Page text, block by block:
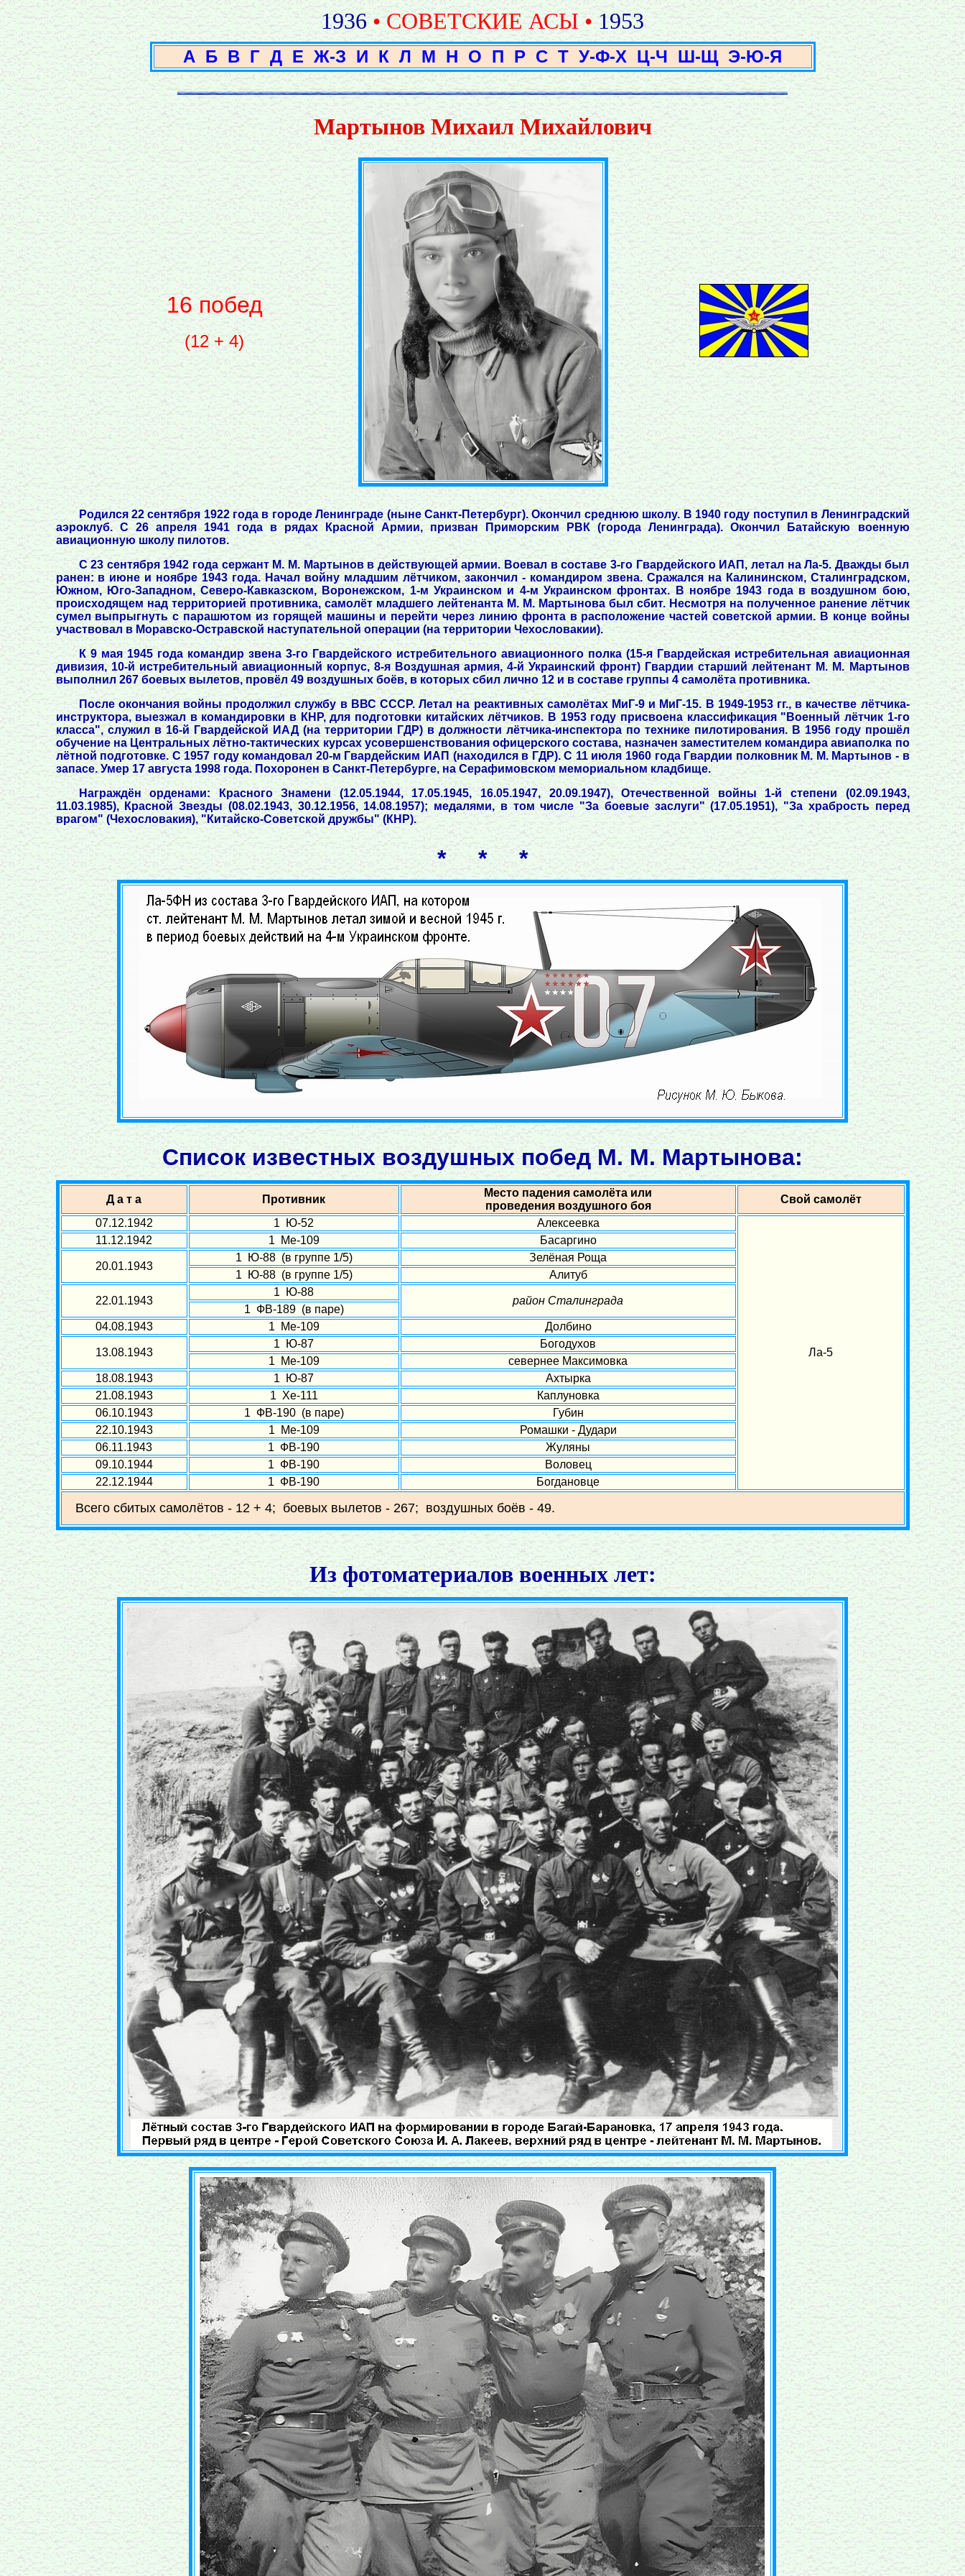
1936 • СОВЕТСКИЕ АСЫ • 1953
А Б В Г Д Е Ж-З И К Л М Н О П Р С Т У-Ф-Х Ц-Ч Ш-Щ Э-Ю-Я
Мартынов Михаил Михайлович
16 побед
(12 + 4)
Родился 22 сентября 1922 года в городе Ленинграде (ныне Санкт-Петербург). Окончил среднюю школу. В 1940 году поступил в Ленинградский
аэроклуб. С 26 апреля 1941 года в рядах Красной Армии, призван Приморским РВК (города Ленинграда). Окончил Батайскую военную
авиационную школу пилотов.
С 23 сентября 1942 года сержант М. М. Мартынов в действующей армии. Воевал в составе 3-го Гвардейского ИАП, летал на Ла-5. Дважды был
ранен: в июне и ноябре 1943 года. Начал войну младшим лётчиком, закончил - командиром звена. Сражался на Калининском, Сталинградском,
Южном, Юго-Западном, Северо-Кавказском, Воронежском, 1-м Украинском и 4-м Украинском фронтах. В ноябре 1943 года в воздушном бою,
происходящем над территорией противника, самолёт младшего лейтенанта М. М. Мартынова был сбит. Несмотря на полученное ранение лётчик
сумел выпрыгнуть с парашютом из горящей машины и перейти через линию фронта в расположение частей советской армии. В конце войны
участвовал в Моравско-Остравской наступательной операции (на территории Чехословакии).
К 9 мая 1945 года командир звена 3-го Гвардейского истребительного авиационного полка (15-я Гвардейская истребительная авиационная
дивизия, 10-й истребительный авиационный корпус, 8-я Воздушная армия, 4-й Украинский фронт) Гвардии старший лейтенант М. М. Мартынов
выполнил 267 боевых вылетов, провёл 49 воздушных боёв, в которых сбил лично 12 и в составе группы 4 самолёта противника.
После окончания войны продолжил службу в ВВС СССР. Летал на реактивных самолётах МиГ-9 и МиГ-15. В 1949-1953 гг., в качестве лётчика-
инструктора, выезжал в командировки в КНР, для подготовки китайских лётчиков. В 1953 году присвоена классификация "Военный лётчик 1-го
класса", служил в 16-й Гвардейской ИАД (на территории ГДР) в должности лётчика-инспектора по технике пилотирования. В 1956 году прошёл
обучение на Центральных лётно-тактических курсах усовершенствования офицерского состава, назначен заместителем командира авиаполка по
лётной подготовке. С 1957 году командовал 20-м Гвардейским ИАП (находился в ГДР). С 11 июля 1960 года Гвардии полковник М. М. Мартынов - в
запасе. Умер 17 августа 1998 года. Похоронен в Санкт-Петербурге, на Серафимовском мемориальном кладбище.
Награждён орденами: Красного Знамени (12.05.1944, 17.05.1945, 16.05.1947, 20.09.1947), Отечественной войны 1-й степени (02.09.1943,
11.03.1985), Красной Звезды (08.02.1943, 30.12.1956, 14.08.1957); медалями, в том числе "За боевые заслуги" (17.05.1951), "За храбрость перед
врагом" (Чехословакия), "Китайско-Советской дружбы" (КНР).
* * *
Список известных воздушных побед М. М. Мартынова:
Д а т а Противник
Место падения самолёта или
проведения воздушного боя
Свой самолёт
07.12.1942
1 Ю-52 Алексеевка
Ла-5
11.12.1942 1 Ме-109 Басаргино
20.01.1943
1 Ю-88 (в группе 1/5)
Зелёная Роща
1 Ю-88 (в группе 1/5)
Алитуб
22.01.1943
1 Ю-88
район Сталинграда
1 ФВ-189 (в паре)
04.08.1943
1 Ме-109 Долбино
13.08.1943
1 Ю-87
Богодухов
1 Ме-109
севернее Максимовка
18.08.1943
1 Ю-87
Ахтырка
21.08.1943
1 Хе-111
Каплуновка
06.10.1943
1 ФВ-190 (в паре)
Губин
22.10.1943
1 Ме-109
Ромашки - Дудари
06.11.1943
1 ФВ-190
Жуляны
09.10.1944
1 ФВ-190
Воловец
22.12.1944
1 ФВ-190 Богдановце
Всего сбитых самолётов - 12 + 4; боевых вылетов - 267; воздушных боёв - 49.
Из фотоматериалов военных лет: